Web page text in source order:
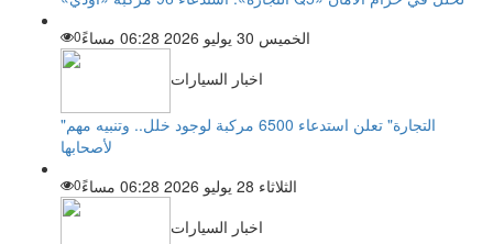
الخميس 30 يوليو 2026 06:28 مساءً
0
اخبار السيارات
"التجارة" تعلن استدعاء 6500 مركبة لوجود خلل.. وتنبيه مهم
لأصحابها
الثلاثاء 28 يوليو 2026 06:28 مساءً
0
اخبار السيارات